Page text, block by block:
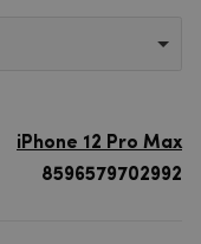
iPhone 12 Pro Max
8596579702992